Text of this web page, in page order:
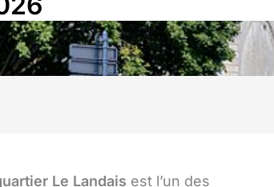
Le Landais est l’un des